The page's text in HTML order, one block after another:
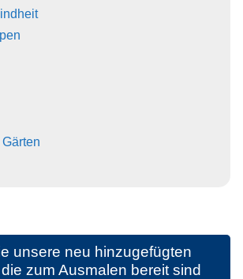
unsere neu hinzugefügten
zum Ausmalen bereit sind